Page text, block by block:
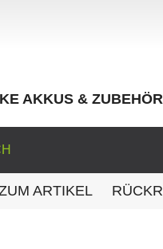
AKKUS & ZUBEHÖR
ARTIKEL